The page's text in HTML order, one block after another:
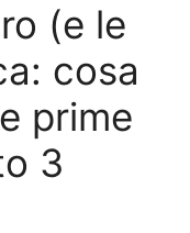
(e le
cosa
prime
3